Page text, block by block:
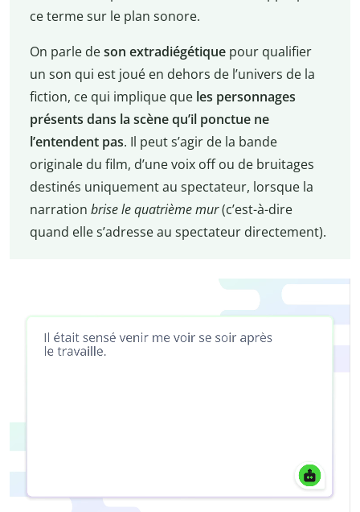
ce terme sur le plan sonore.
On parle deson extradiégétiquepour qualifier
un son qui est joué en dehors de l’univers de la
fiction, ce qui implique que les personnages
présents dans la scène qu’il ponctue ne
l’entendent pas. Il peut s’agir de la bande
originale du film, d’une voix off ou de bruitages
destinés uniquement au spectateur, lorsque la
narration brise le quatrième mur(c’est-à-dire
quand elle s’adresse au spectateur directement).